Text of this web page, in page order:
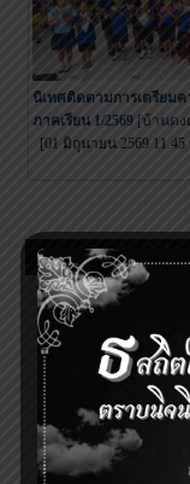
กฎหมายระเบียบที่เกี่ย